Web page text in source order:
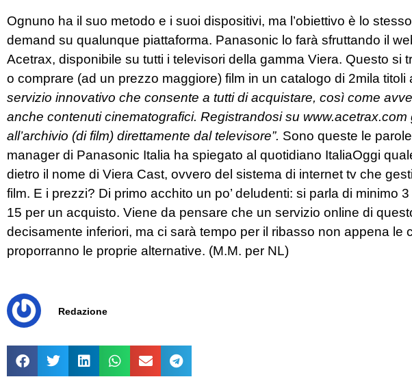
Ognuno ha il suo metodo e i suoi dispositivi, ma l’obiettivo è lo
demand su qualunque piattaforma. Panasonic lo farà sfruttando il
Acetrax, disponibile su tutti i televisori della gamma Viera. Questo si
o comprare (ad un prezzo maggiore) film in un catalogo di 2mila titoli
servizio innovativo che consente a tutti di acquistare, così come
anche contenuti cinematografici. Registrandosi su
all’archivio (di film) direttamente dal televisore”. Sono queste le
manager di Panasonic Italia ha spiegato al quotidiano ItaliaOggi
dietro il nome di Viera Cast, ovvero del sistema di internet tv che
film. E i prezzi? Di primo acchito un po’ deludenti: si parla di minimo
15 per un acquisto. Viene da pensare che un servizio online di
decisamente inferiori, ma ci sarà tempo per il ribasso non appena le
proporranno le proprie alternative. (M.M. per NL)
Redazione